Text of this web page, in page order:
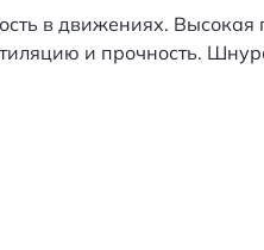
в движениях. Высокая
и прочность.